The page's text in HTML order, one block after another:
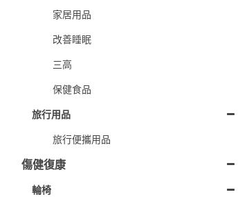
家居用品
改善睡眠
三高
保健食品
旅行用品
旅行便攜用品
傷健復康
輪椅